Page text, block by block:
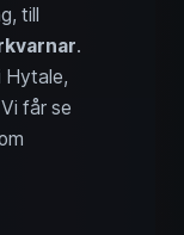
till
.
Hytale,
får se